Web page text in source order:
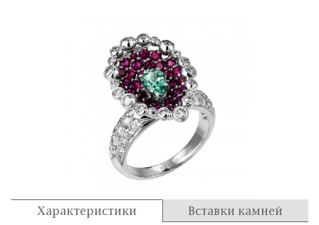
Характеристики Вставки камней